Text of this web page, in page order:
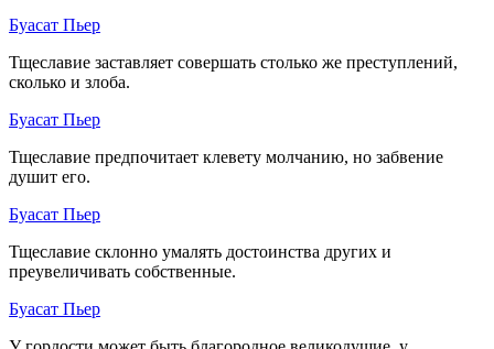
Буасат Пьер
Тщеславие заставляет совершать столько же преступлений,
сколько и злоба.
Буасат Пьер
Тщеславие предпочитает клевету молчанию, но забвение
душит его.
Буасат Пьер
Тщеславие склонно умалять достоинства других и
преувеличивать собственные.
Буасат Пьер